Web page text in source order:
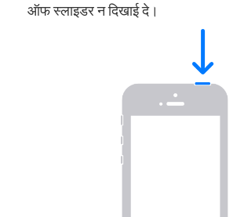
ऑफ स्लाइडर न दिखाई दे।